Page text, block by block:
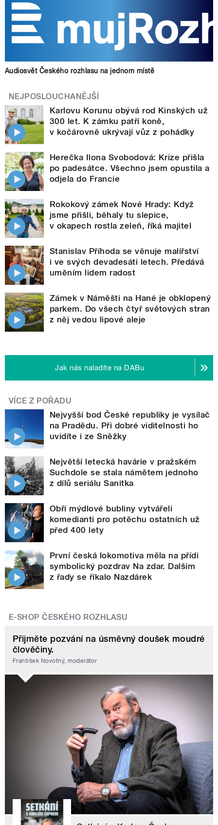
Audiosvět Českého rozhlasu na jednom místě
NEJPOSLOUCHANĚJŠÍ
Karlovu Korunu obývá rod Kinských už
300 let. K zámku patří koně,
v kočárovně ukrývají vůz z pohádky
Herečka Ilona Svobodová: Krize přišla
po padesátce. Všechno jsem opustila a
odjela do Francie
Rokokový zámek Nové Hrady: Když
jsme přišli, běhaly tu slepice,
v okapech rostla zeleň, říká majitel
Stanislav Příhoda se věnuje malířství
i ve svých devadesáti letech. Předává
uměním lidem radost
Zámek v Náměšti na Hané je obklopený
parkem. Do všech čtyř světových stran
z něj vedou lipové aleje
Jak nás naladíte na DABu
VÍCE Z POŘADU
Nejvyšší bod České republiky je vysílač
na Pradědu. Při dobré viditelnosti ho
uvidíte i ze Sněžky
Největší letecká havárie v pražském
Suchdole se stala námětem jednoho
z dílů seriálu Sanitka
Obří mýdlové bubliny vytvářeli
komedianti pro potěchu ostatních už
před 400 lety
První česká lokomotiva měla na přídi
symbolický pozdrav Na zdar. Dalším
z řady se říkalo Nazdárek
E-SHOP ČESKÉHO ROZHLASU
Přijměte pozvání na úsměvný doušek moudré
člověčiny.
František Novotný, moderátor